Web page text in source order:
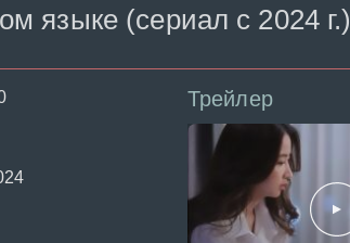
языке (сериал с 2024 г.)
Трейлер